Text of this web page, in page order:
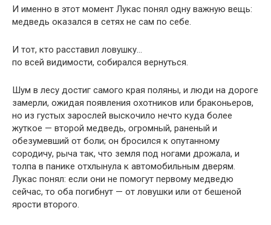
И именно в этот момент Лукаc понял одну важную вещь:
медведь оказался в сетях не сам по себе.
И тот, кто расставил ловушку…
по всей видимости, собирался вернуться.
Шум в лесу достиг самого края поляны, и люди на дороге
замерли, ожидая появления охотников или браконьеров,
но из густых зарослей выскочило нечто куда более
жуткое — второй медведь, огромный, раненый и
обезумевший от боли; он бросился к опутанному
сородичу, рыча так, что земля под ногами дрожала, и
толпа в панике отхлынула к автомобильным дверям.
Лукаc понял: если они не помогут первому медведю
сейчас, то оба погибнут — от ловушки или от бешеной
ярости второго.